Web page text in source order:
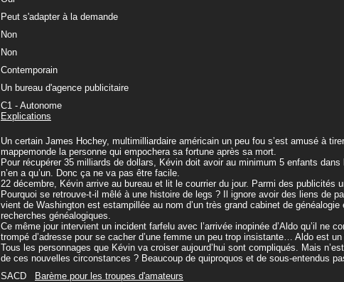
Peut s'adapter à la demande
Non
Non
Contemporain
Un bureau d'agence publicitaire
C1 - Autonome
Explications
Un certain James Hochey, multimilliardaire américain un peu fou s’est amusé à
mappemonde la personne qui empochera sa fortune après sa mort.
Pour récupérer 35 milliards de dollars, Kévin doit avoir au minimum 5 enfants
n’en a qu’un. Donc ça ne va pas être facile.
22 décembre, Kévin arrive au bureau et lit le courrier du jour. Parmi des publicités
Pourquoi se retrouve-t-il mêlé à une histoire de legs ? Il ignore avoir des liens de
vient de Washington est estampillée au nom d’un très grand cabinet de
recherches généalogiques.
Ce même jour intervient un incident farfelu avec l’arrivée inopinée d’Aldo qu’il ne
trompé d’adresse pour se cacher d’une femme un peu trop insistante… Aldo est
Tous les personnages que Kévin va croiser aujourd’hui sont compliqués. Mais
de ces nouvelles circonstances ? Beaucoup de quiproquos et de sous-entendus
SACD
Barème pour les troupes d'amateurs